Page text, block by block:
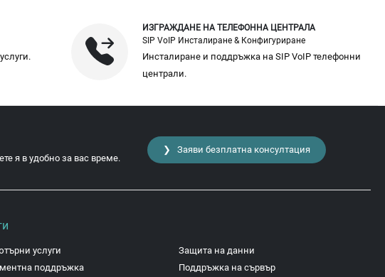
ИЗГРАЖДАНЕ НА ТЕЛЕФОННА ЦЕНТРАЛА
SIP VoIP Инсталиране & Конфигуриране
Инсталиране и поддръжка на SIP VoIP телефонни
централи.
я в удобно за вас време.
❯ Заяви безплатна консултация
услуги
поддръжка
Защита на данни
Поддръжка на сървър